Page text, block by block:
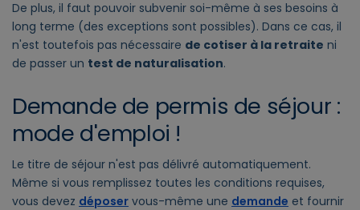
De plus, il faut pouvoir subvenir soi-même à ses besoins à
long terme (des exceptions sont possibles). Dans ce cas, il
n'est toutefois pas nécessaire de cotiser à la retraite ni
de passer un test de naturalisation.
Demande de permis de séjour :
mode d'emploi !
Le titre de séjour n'est pas délivré automatiquement.
Même si vous remplissez toutes les conditions requises,
vous devez déposer vous-même une demande et fournir